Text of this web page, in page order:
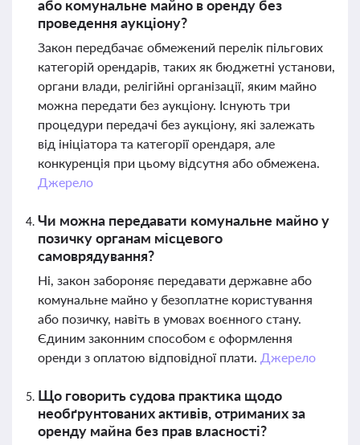
або комунальне майно в оренду без
проведення аукціону?
Закон передбачає обмежений перелік пільгових
категорій орендарів, таких як бюджетні установи,
органи влади, релігійні організації, яким майно
можна передати без аукціону. Існують три
процедури передачі без аукціону, які залежать
від ініціатора та категорії орендаря, але
конкуренція при цьому відсутня або обмежена.
Джерело
Чи можна передавати комунальне майно у
позичку органам місцевого
самоврядування?
Ні, закон забороняє передавати державне або
комунальне майно у безоплатне користування
або позичку, навіть в умовах воєнного стану.
Єдиним законним способом є оформлення
оренди з оплатою відповідної плати. Джерело
Що говорить судова практика щодо
необґрунтованих активів, отриманих за
оренду майна без прав власності?